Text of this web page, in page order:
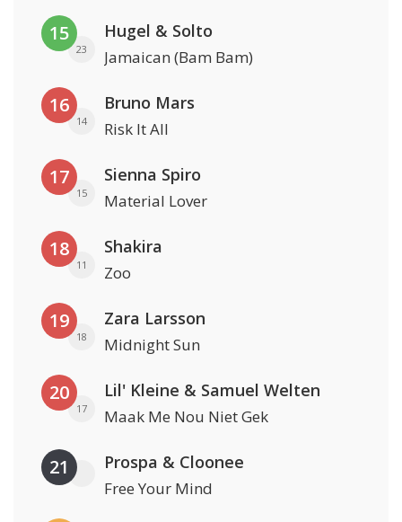
15
23
Hugel & Solto
Jamaican (Bam Bam)
16
14
Bruno Mars
Risk It All
17
15
Sienna Spiro
Material Lover
18
11
Shakira
Zoo
19
18
Zara Larsson
Midnight Sun
20
17
Lil' Kleine & Samuel Welten
Maak Me Nou Niet Gek
21 Prospa & Cloonee
Free Your Mind